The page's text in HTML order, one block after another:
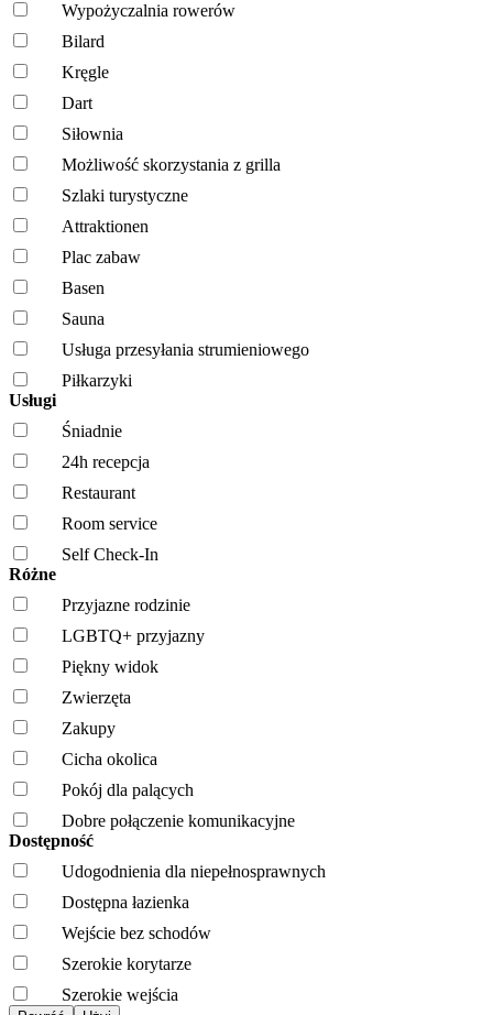
Wypożyczalnia rowerów
Bilard
Kręgle
Dart
Siłownia
Możliwość skorzystania z grilla
Szlaki turystyczne
Attraktionen
Plac zabaw
Basen
Sauna
Usługa przesyłania strumieniowego
Piłkarzyki
Usługi
Śniadnie
24h recepcja
Restaurant
Room service
Self Check-In
Różne
Przyjazne rodzinie
LGBTQ+ przyjazny
Piękny widok
Zwierzęta
Zakupy
Cicha okolica
Pokój dla palących
Dobre połączenie komunikacyjne
Dostępność
Udogodnienia dla niepełnosprawnych
Dostępna łazienka
Wejście bez schodów
Szerokie korytarze
Szerokie wejścia